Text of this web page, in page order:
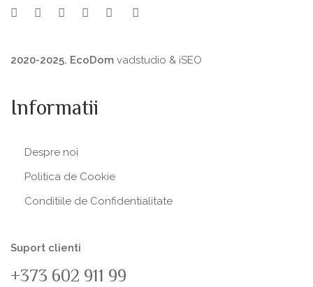
2020-2025. EcoDom vadstudio & iSEO
Informatii
Despre noi
Politica de Сookie
Conditiile de Confidentialitate
Suport clienti
+373 602 911 99